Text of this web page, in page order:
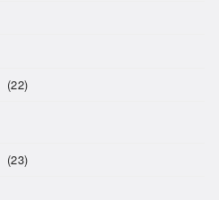
(22)
(23)